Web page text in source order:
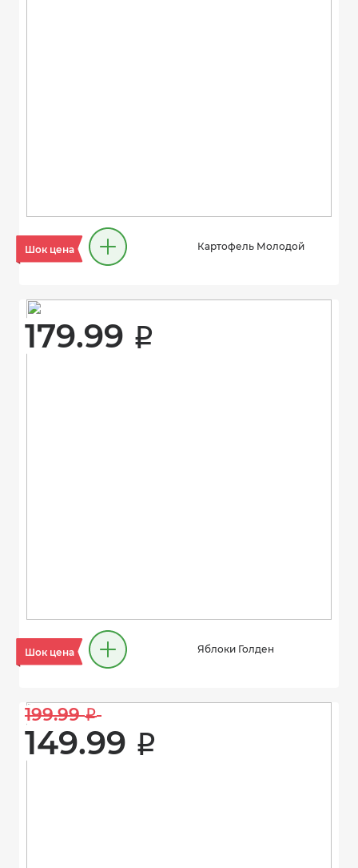
Шок цена Картофель Молодой
179.99 i
Шок цена Яблоки Голден
199.99 i
149.99 i